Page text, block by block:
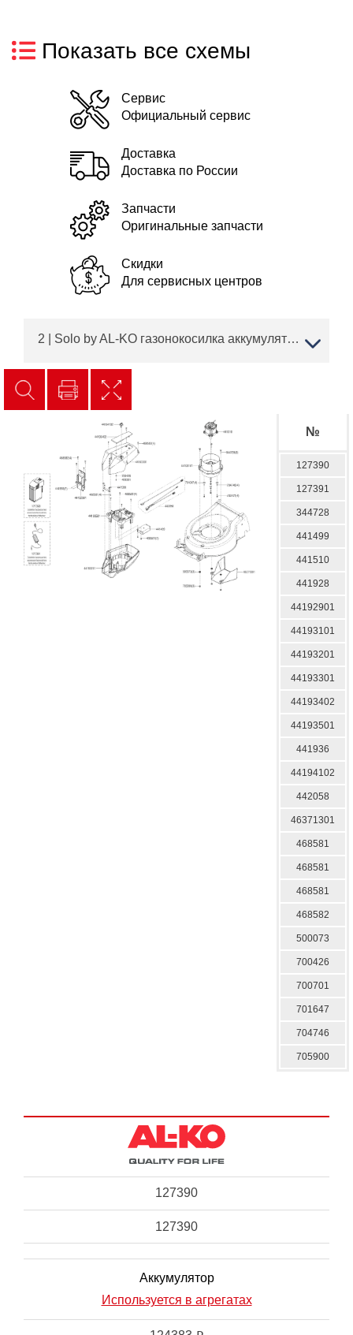
Показать все схемы
Сервис
Официальный сервис
Доставка
Доставка по России
Запчасти
Оригинальные запчасти
Скидки
Для сервисных центров
2 | Solo by AL-KO газонокосилка аккумуляторная sbA 4237 Li SP Артикул: 127388 | с 03/2018 до 05/2018 года | АЛКО ЗАПЧАСТИ | ПО РОССИИ | СПБ
№
127390
127391
344728
441499
441510
441928
44192901
44193101
44193201
44193301
44193402
44193501
441936
44194102
442058
46371301
468581
468581
468581
468582
500073
700426
700701
701647
704746
705900
127390
127390
Аккумулятор
Используется в агрегатах